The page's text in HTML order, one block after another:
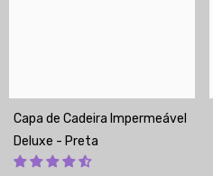
Capa de Cadeira Impermeável
Deluxe - Preta